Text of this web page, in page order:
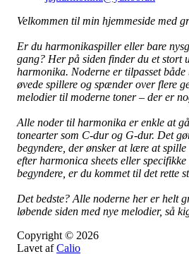
Velkommen til min hjemmeside med
Er du harmonikaspiller eller bare
gang? Her på siden finder du et stort
harmonika. Noderne er tilpasset både
øvede spillere og spænder over flere
melodier til moderne toner – der er
Alle noder til harmonika er enkle at
tonearter som C-dur og G-dur. Det
begyndere, der ønsker at lære at
efter harmonica sheets eller
begyndere, er du kommet til det rette
Det bedste? Alle noderne her er helt
løbende siden med nye melodier, så
Copyright © 2026
Lavet afCalio